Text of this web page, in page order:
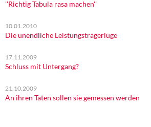
''Richtig Tabula rasa machen''
10.01.2010
Die unendliche Leistungsträgerlüge
17.11.2009
Schluss mit Untergang?
21.10.2009
An ihren Taten sollen sie gemessen werden